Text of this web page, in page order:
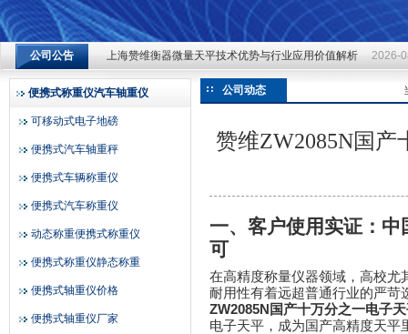
上海赞维衡器有限公司
公司公告
上海赞维衡器微量天平技术优势与行业应用价值解析 2026-
上海赞维衡器微量天平技术优势与行业应用价值解析 2026-
上海赞维衡器微量天平技术优势与行业应用价值解析 2026-
便携式称重仪汽车轴重仪
可移动式电子地磅
便携式汽车轴重秤
便携式车辆称重仪
便携式汽车称重仪
动态称重便携式称重仪
便携式称重仪静态称重
便携式轴重仪价格
便携式轴重仪厂家
公司动态
赞维ZW2085N国
一、客户使用实证：
可
在高精度称量仪器领域，高校尤
耐用性有着远超普通行业的严苛
ZW2085N 国产十万分之一电子
电子天平，成为国产高精度天平